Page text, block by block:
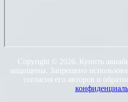
Copyright © 2026. Купить
защищены. Запрещено
согласия его авторов и